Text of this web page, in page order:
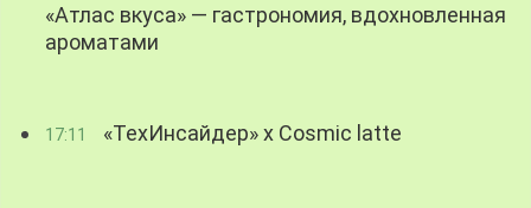
«Атлас вкуса» — гастрономия, вдохновленная
ароматами
17:11 «ТехИнсайдер» х Cosmic latte